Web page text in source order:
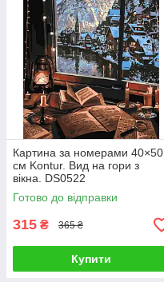
Картина за номерами 40×50
см Kontur. Вид на гори з
вікна. DS0522
Готово до відправки
315 ₴ 365 ₴
Купити